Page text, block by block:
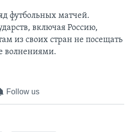
футбольных матчей.
включая Россию,
из своих стран не посещать
волнениями.
Follow us